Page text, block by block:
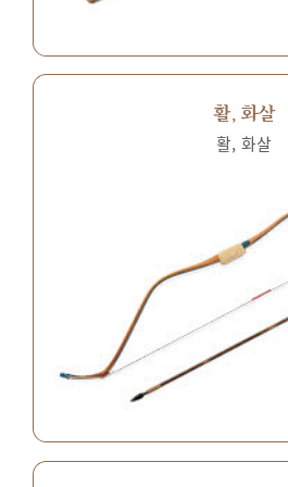
활, 화살
활, 화살